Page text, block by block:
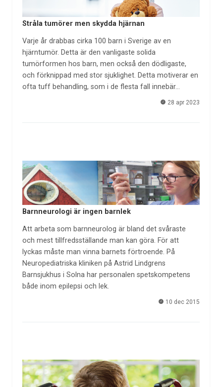
Stråla tumörer men skydda hjärnan
Varje år drabbas cirka 100 barn i Sverige av en
hjärntumör. Detta är den vanligaste solida
tumörformen hos barn, men också den dödligaste,
och förknippad med stor sjuklighet. Detta motiverar en
ofta tuff behandling, som i de flesta fall innebär…
28 apr 2023
Barnneurologi är ingen barnlek
Att arbeta som barnneurolog är bland det svåraste
och mest tillfredsställande man kan göra. För att
lyckas måste man vinna barnets förtroende. På
Neuropediatriska kliniken på Astrid Lindgrens
Barnsjukhus i Solna har personalen spetskompetens
både inom epilepsi och lek.
10 dec 2015